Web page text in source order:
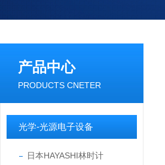
产品中心
PRODUCTS CNETER
光学-光源电子设备
日本HAYASHI林时计